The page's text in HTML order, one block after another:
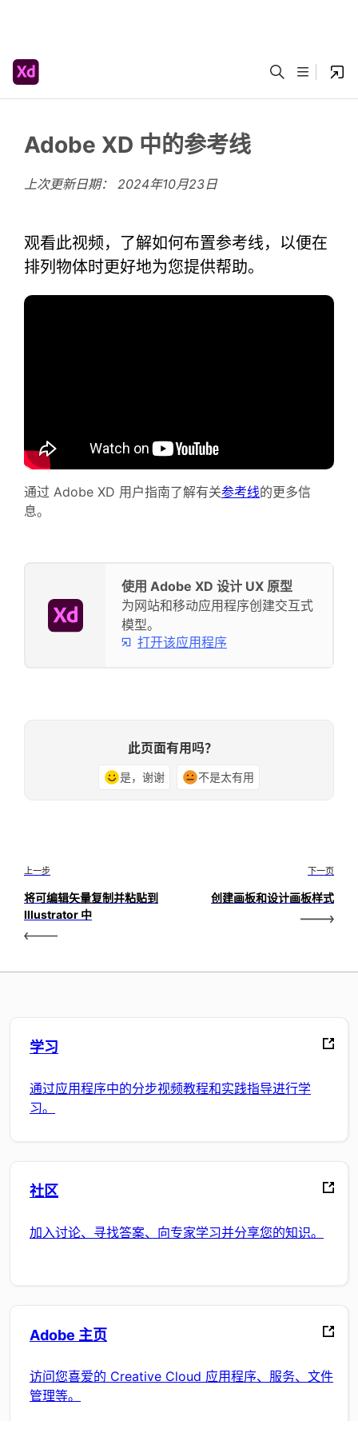
Adobe XD 中的参考线
上次更新日期： 2024年10月23日
观看此视频，了解如何布置参考线，以便在
排列物体时更好地为您提供帮助。
通过 Adobe XD 用户指南了解有关参考线的更多信
息。
使用 Adobe XD 设计 UX 原型
为网站和移动应用程序创建交互式
模型。
打开该应用程序
此页面有用吗？
是，谢谢 不是太有用
上一步
将可编辑矢量复制并粘贴到
Illustrator 中
下一页
创建画板和设计画板样式
学习
通过应用程序中的分步视频教程和实践指导进行学
习。
社区
加入讨论、寻找答案、向专家学习并分享您的知识。
Adobe 主页
访问您喜爱的 Creative Cloud 应用程序、服务、文件
管理等。